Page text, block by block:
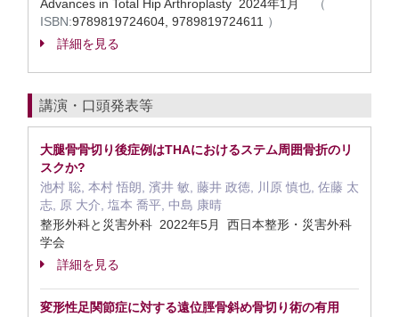
Advances in Total Hip Arthroplasty 2024年1月
（
ISBN:9789819724604, 9789819724611 ）
詳細を見る
講演・口頭発表等
大腿骨骨切り後症例はTHAにおけるステム周囲骨折のリ
スクか?
池村 聡, 本村 悟朗, 濱井 敏, 藤井 政徳, 川原 慎也, 佐藤 太
志, 原 大介, 塩本 喬平, 中島 康晴
整形外科と災害外科 2022年5月 西日本整形・災害外科
学会
詳細を見る
変形性足関節症に対する遠位脛骨斜め骨切り術の有用